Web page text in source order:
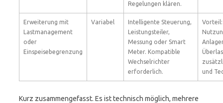
Regelungen klären.
Erweiterung mit
Lastmanagement
oder
Einspeisebegrenzung
Variabel
Intelligente Steuerung,
Leistungsteiler,
Messung oder Smart
Meter. Kompatible
Wechselrichter
erforderlich.
und
Kurz zusammengefasst. Es ist technisch möglich, mehrere